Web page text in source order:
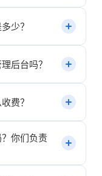
础展示型小程序
8-12周。我们在
图，确保进度透
少？
数量”综合评
里程碑分期付款，
后台吗？
管理系统，界面
保您的团队熟练
费？
现的Bug及小范围
择按年签订维保协
，包含服务器日常
你们负责